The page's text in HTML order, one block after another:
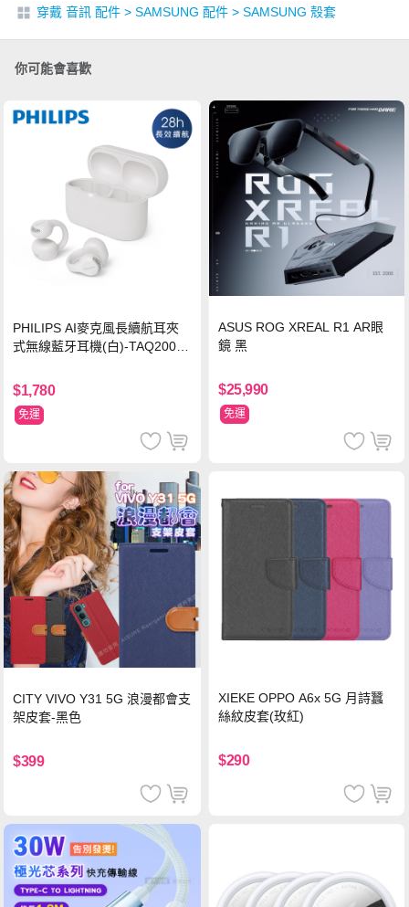
穿戴 音訊 配件 > SAMSUNG 配件 > SAMSUNG 殼套
你可能會喜歡
PHILIPS AI麥克風長續航耳夾
式無線藍牙耳機(白)-TAQ2000
$1,780
免運
ASUS ROG XREAL R1 AR眼
鏡 黑
$25,990
免運
CITY VIVO Y31 5G 浪漫都會支
架皮套-黑色
$399
XIEKE OPPO A6x 5G 月詩蠶
絲紋皮套(玫紅)
$290